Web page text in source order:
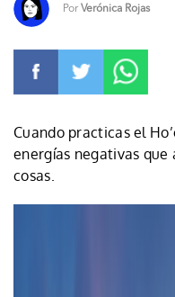
Por Verónica Rojas
Cuando practicas el
energías negativas que
cosas.